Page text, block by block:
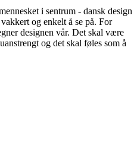
i sentrum - dansk design
og enkelt å se på. For
designen vår. Det skal være
og det skal føles som å